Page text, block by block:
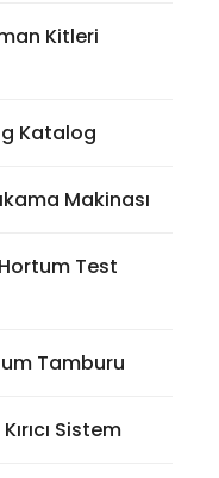
Kitleri
Katalog
Makinası
Test
Tamburu
Sistem